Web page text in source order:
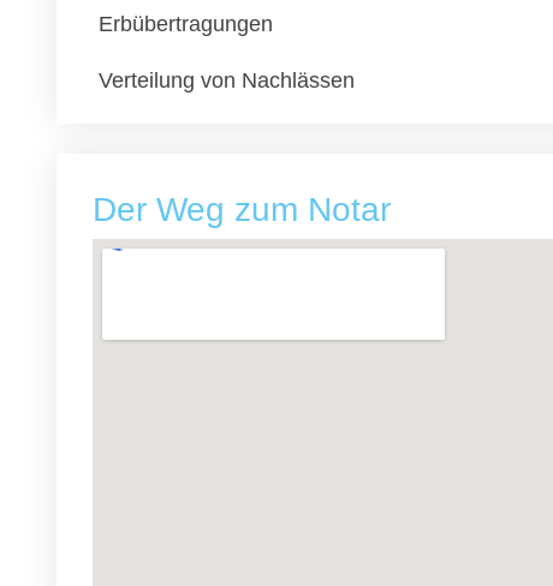
Erbübertragungen
Verteilung von Nachlässen
Der Weg zum Notar